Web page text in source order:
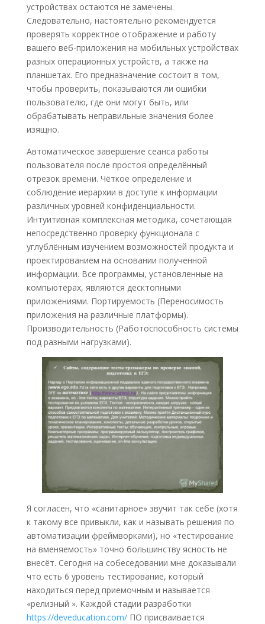
устройствах остаются не замечены.
Следовательно, настоятельно рекомендуется
проверять корректное отображение и работу
вашего веб-приложения на мобильных устройствах
разных операционных устройств, а также на
планшетах. Его предназначение состоит в том,
чтобы проверить, показываются ли ошибки
пользователю, где они могут быть, или
обрабатывать неправильные значения более
изящно.
Автоматическое завершение сеанса работы
пользователя после простоя определённый
отрезок времени. Чёткое определение и
соблюдение иерархии в доступе к информации
различных уровней конфиденциальности.
Интуитивная комплексная методика, сочетающая
непосредственно проверку функционала с
углублённым изучением возможностей продукта и
проектированием на основании полученной
информации. Все программы, установленные на
компьютерах, являются десктопными
приложениями. Портируемость (Переносимость
приложения на различные платформы).
Производительность (Работоспособность системы
под разными нагрузками).
Я согласен, что «санитарное» звучит так себе (хотя
к такому все привыкли, как и называть решения по
автоматизации фреймворками), но «тестирование
на вменяемость» точно большинству ясность не
внесёт. Сегодня на собеседовании мне доказывали
что есть 6 уровень тестирование, который
находиться перед приемочным и называется
«релизный ». Каждой стадии разработки
https://deveducation.com/ПО присваивается